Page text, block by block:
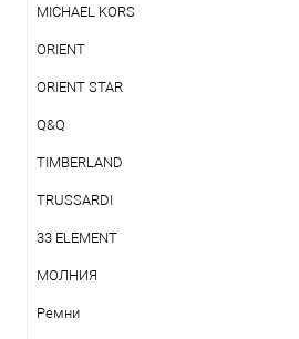
MICHAEL KORS
ORIENT
ORIENT STAR
Q&Q
TIMBERLAND
TRUSSARDI
33 ELEMENT
МОЛНИЯ
Ремни